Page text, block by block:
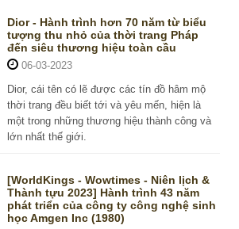
Dior - Hành trình hơn 70 năm từ biểu
tượng thu nhỏ của thời trang Pháp
đến siêu thương hiệu toàn cầu
06-03-2023
Dior, cái tên có lẽ được các tín đồ hâm mộ
thời trang đều biết tới và yêu mến, hiện là
một trong những thương hiệu thành công và
lớn nhất thế giới.
[WorldKings - Wowtimes - Niên lịch &
Thành tựu 2023] Hành trình 43 năm
phát triển của công ty công nghệ sinh
học Amgen Inc (1980)